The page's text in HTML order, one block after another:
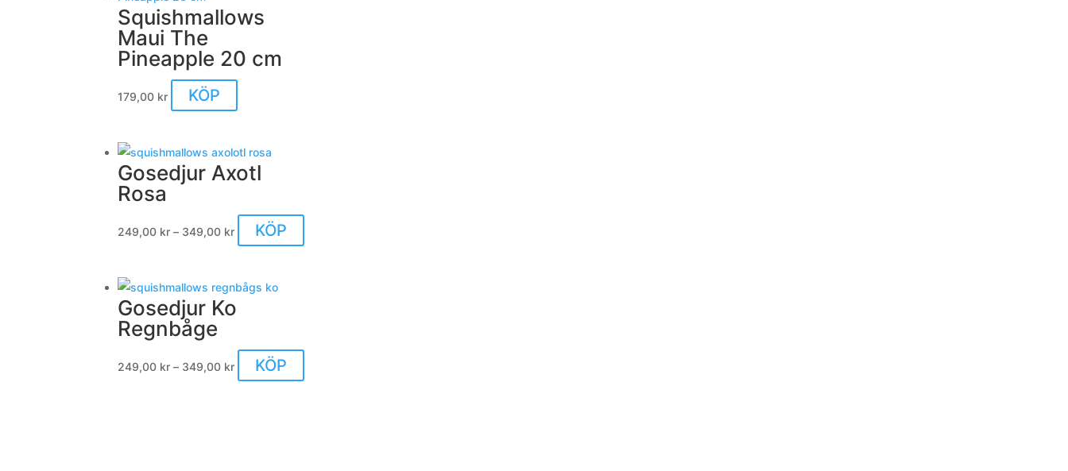
Squishmallows
Maui The
Pineapple 20 cm
179,00 kr KÖP
Gosedjur Axotl
Rosa
249,00 kr – 349,00 kr Prisintervall:
249,00 kr
349,00 kr
KÖP
här
De
Gosedjur Ko
Regnbåge
249,00 kr – 349,00 kr Prisintervall:
249,00 kr
KÖP
här